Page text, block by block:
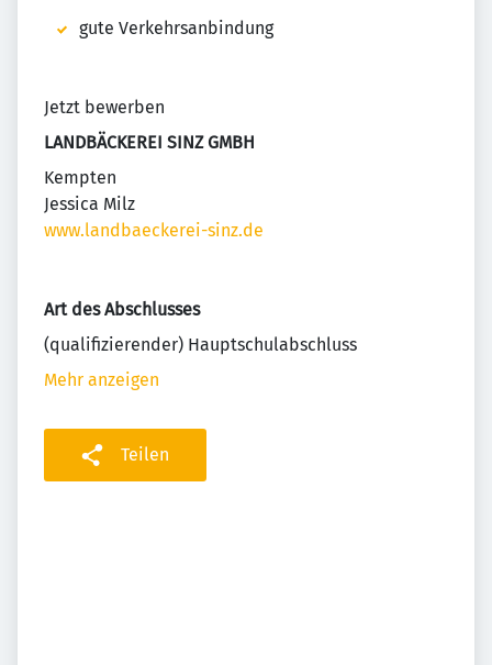
gute Verkehrsanbindung
Jetzt bewerben
LANDBÄCKEREI SINZ GMBH
Kempten
Jessica Milz
www.landbaeckerei-sinz.de
Art des Abschlusses
(qualifizierender) Hauptschulabschluss
Mehr anzeigen
Teilen